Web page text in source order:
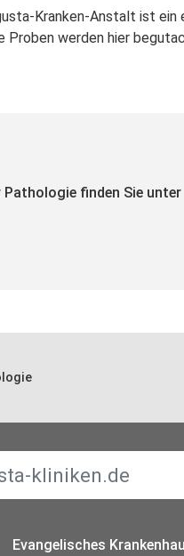
Kranken-Anstalt ist ein
werden hier
finden Sie unter
Evangelisches